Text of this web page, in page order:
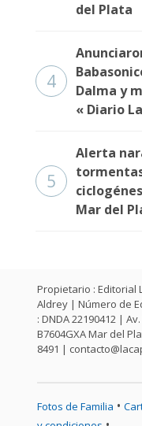
del Plata
4
Dalma y
« Diario
5
Alerta
Mar del
Propietario : Editorial
Aldrey | Número de
: DNDA 22190412 |
B7604GXA Mar del
8491 |
Fotos de Familia •